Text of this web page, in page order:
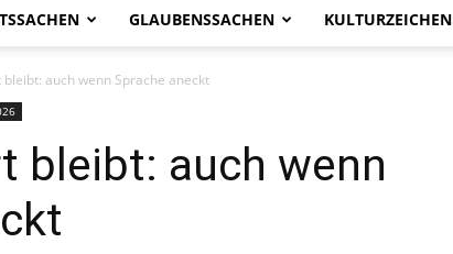
GLAUBENSSACHEN KULTURZEICHEN
auch wenn Sprache aneckt
bleibt: auch wenn